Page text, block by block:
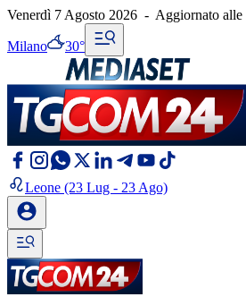
Venerdì 7 Agosto 2026 - Aggiornato alle
Milano 30°
Leone (23 Lug - 23 Ago)